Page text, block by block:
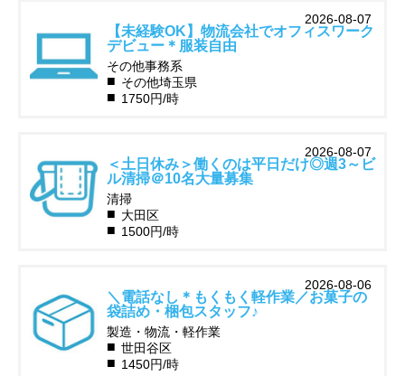
2026-08-07
【未経験OK】物流会社でオフィスワーク
デビュー＊服装自由
その他事務系
その他埼玉県
1750円/時
2026-08-07
＜土日休み＞働くのは平日だけ◎週3～ビ
ル清掃＠10名大量募集
清掃
大田区
1500円/時
2026-08-06
＼電話なし＊もくもく軽作業／お菓子の
袋詰め・梱包スタッフ♪
製造・物流・軽作業
世田谷区
1450円/時